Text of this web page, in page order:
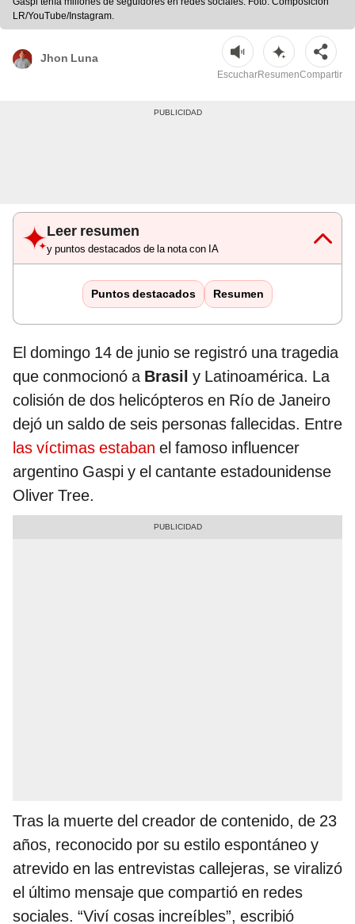
LR/YouTube/Instagram.
Jhon Luna
EscucharResumenCompartir
Leer resumen
y puntos destacados de la nota con IA
Puntos destacados Resumen
El domingo 14 de junio se registró una tragedia
que conmocionó a Brasil y Latinoamérica. La
colisión de dos helicópteros en Río de Janeiro
dejó un saldo de seis personas fallecidas. Entre
las víctimas estaban el famoso influencer
argentino Gaspi y el cantante estadounidense
Oliver Tree.
Tras la muerte del creador de contenido, de 23
años, reconocido por su estilo espontáneo y
atrevido en las entrevistas callejeras, se viralizó
el último mensaje que compartió en redes
sociales. “Viví cosas increíbles”, escribió